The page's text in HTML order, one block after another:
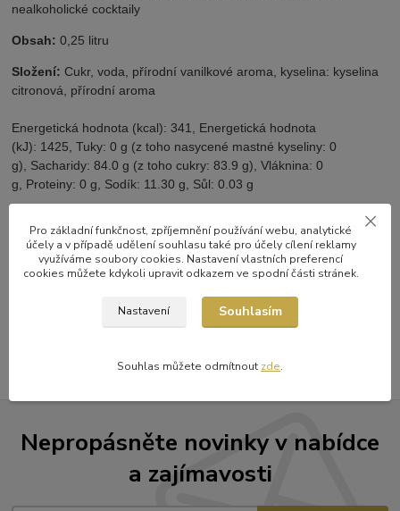
nealkoholické cocktaily
Obsah: 0,25 litru
Složení: Cukr, voda, přírodní vanilkové aroma, kyselina: kyselina
citronová, přírodní aroma
Energetická hodnota (kcal): 341, Energetická hodnota
(kJ): 1425,Tuky: 0 g (z toho nasycené mastné kyseliny: 0
g), Sacharidy: 84.0 g (z toho cukry: 83.9 g),Vláknina: 0
g, Proteiny: 0 g, Sodík: 11.30 g, Sůl: 0.03 g
Zboží zařazeno v kategoriích
sirupy Monin 0,25 litru
Nepropásněte novinky v nabídce
a zajímavosti
Pro základní funkčnost, zpříjemnění používání webu, analytické
účely a v případě udělení souhlasu také pro účely cílení reklamy
využíváme soubory cookies. Nastavení vlastních preferencí
cookies můžete kdykoli upravit odkazem ve spodní části stránek.
Nastavení Souhlasím
Souhlas můžete odmítnout zde.